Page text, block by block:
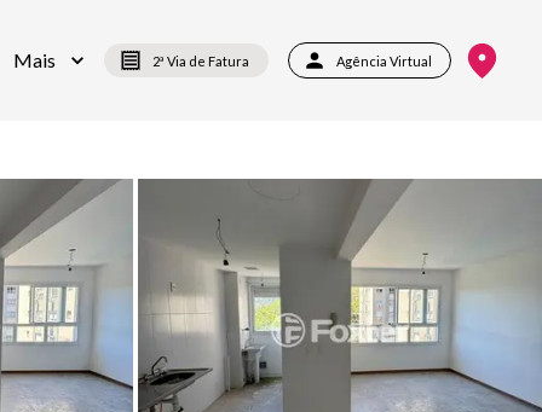
Mais 2ª Via de Fatura Agência Virtual